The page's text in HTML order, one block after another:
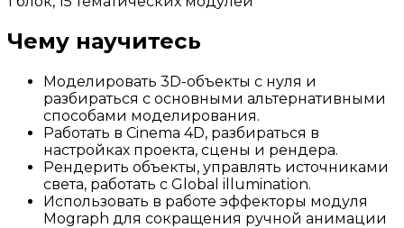
Чему научитесь
Моделировать 3D-объекты с нуля и
разбираться с основными альтернативными
способами моделирования.
Работать в Cinema 4D, разбираться в
настройках проекта, сцены и рендера.
Рендерить объекты, управлять источниками
света, работать с Global illumination.
Использовать в работе эффекторы модуля
Mograph для сокращения ручной анимации